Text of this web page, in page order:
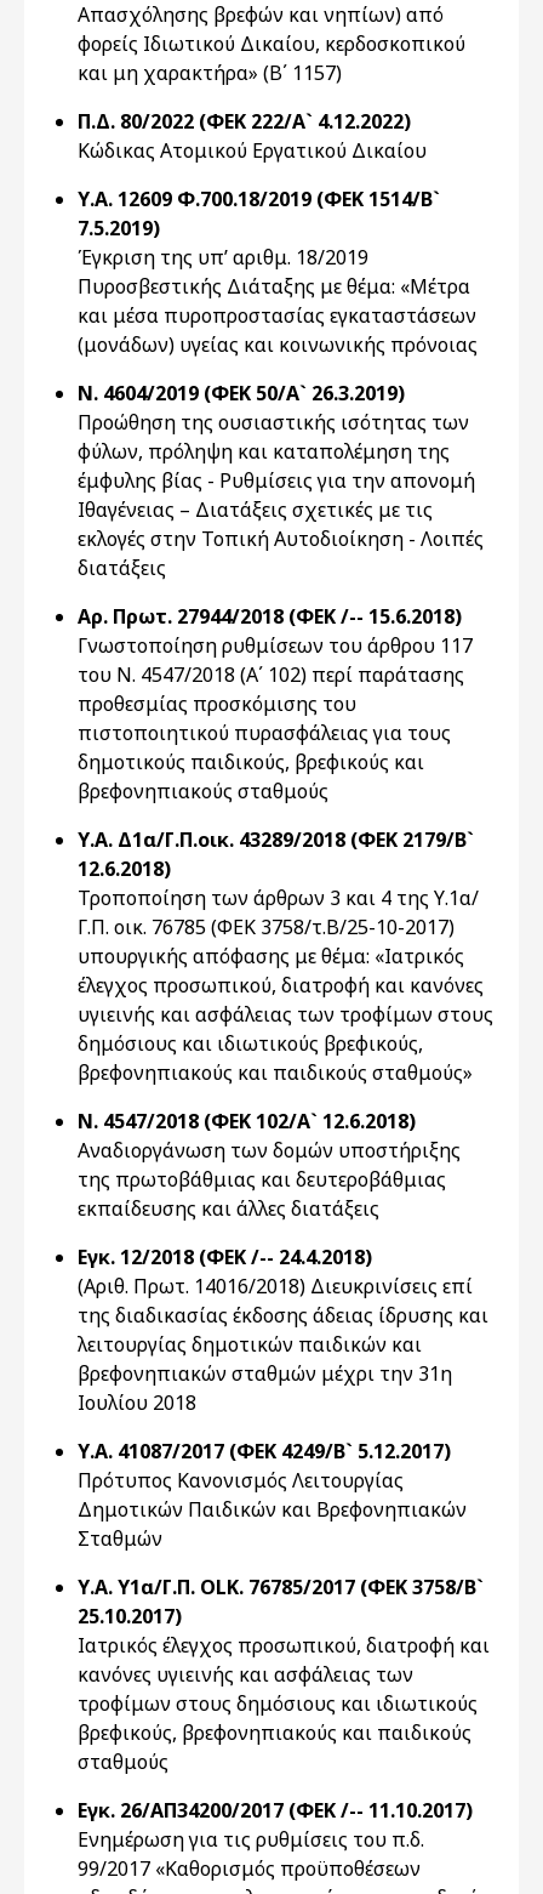
Απασχόλησης βρεφών και νηπίων) από
φορείς Ιδιωτικού Δικαίου, κερδοσκοπικού
και μη χαρακτήρα» (Β΄ 1157)
Π.Δ. 80/2022 (ΦΕΚ 222/Α` 4.12.2022)
Κώδικας Ατομικού Εργατικού Δικαίου
Υ.Α. 12609 Φ.700.18/2019 (ΦΕΚ 1514/Β`
7.5.2019)
Έγκριση της υπ’ αριθμ. 18/2019
Πυροσβεστικής Διάταξης με θέμα: «Μέτρα
και μέσα πυροπροστασίας εγκαταστάσεων
(μονάδων) υγείας και κοινωνικής πρόνοιας
Ν. 4604/2019 (ΦΕΚ 50/Α` 26.3.2019)
Προώθηση της ουσιαστικής ισότητας των
φύλων, πρόληψη και καταπολέμηση της
έμφυλης βίας - Ρυθμίσεις για την απονομή
Ιθαγένειας – Διατάξεις σχετικές με τις
εκλογές στην Τοπική Αυτοδιοίκηση - Λοιπές
διατάξεις
Αρ. Πρωτ. 27944/2018 (ΦΕΚ /-- 15.6.2018)
Γνωστοποίηση ρυθμίσεων του άρθρου 117
του Ν. 4547/2018 (Α΄ 102) περί παράτασης
προθεσμίας προσκόμισης του
πιστοποιητικού πυρασφάλειας για τους
δημοτικούς παιδικούς, βρεφικούς και
βρεφονηπιακούς σταθμούς
Υ.Α. Δ1α/Γ.Π.οικ. 43289/2018 (ΦΕΚ 2179/Β`
12.6.2018)
Τροποποίηση των άρθρων 3 και 4 της Υ.1α/
Γ.Π. οικ. 76785 (ΦΕΚ 3758/τ.Β/25-10-2017)
υπουργικής απόφασης με θέμα: «Ιατρικός
έλεγχος προσωπικού, διατροφή και κανόνες
υγιεινής και ασφάλειας των τροφίμων στους
δημόσιους και ιδιωτικούς βρεφικούς,
βρεφονηπιακούς και παιδικούς σταθμούς»
Ν. 4547/2018 (ΦΕΚ 102/Α` 12.6.2018)
Αναδιοργάνωση των δομών υποστήριξης
της πρωτοβάθμιας και δευτεροβάθμιας
εκπαίδευσης και άλλες διατάξεις
Εγκ. 12/2018 (ΦΕΚ /-- 24.4.2018)
(Αριθ. Πρωτ. 14016/2018) Διευκρινίσεις επί
της διαδικασίας έκδοσης άδειας ίδρυσης και
λειτουργίας δημοτικών παιδικών και
βρεφονηπιακών σταθμών μέχρι την 31η
Ιουλίου 2018
Υ.Α. 41087/2017 (ΦΕΚ 4249/Β` 5.12.2017)
Πρότυπος Κανονισμός Λειτουργίας
Δημοτικών Παιδικών και Βρεφονηπιακών
Σταθμών
Υ.Α. Υ1α/Γ.Π. OLK. 76785/2017 (ΦΕΚ 3758/Β`
25.10.2017)
Ιατρικός έλεγχος προσωπικού, διατροφή και
κανόνες υγιεινής και ασφάλειας των
τροφίμων στους δημόσιους και ιδιωτικούς
βρεφικούς, βρεφονηπιακούς και παιδικούς
σταθμούς
Εγκ. 26/ΑΠ34200/2017 (ΦΕΚ /-- 11.10.2017)
Ενημέρωση για τις ρυθμίσεις του π.δ.
99/2017 «Καθορισμός προϋποθέσεων